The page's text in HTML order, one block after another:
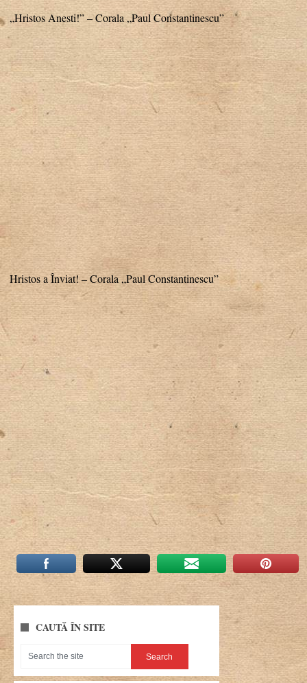
„Hristos Anesti!” – Corala „Paul Constantinescu”
Hristos a Înviat! – Corala „Paul Constantinescu”
CAUTĂ ÎN SITE